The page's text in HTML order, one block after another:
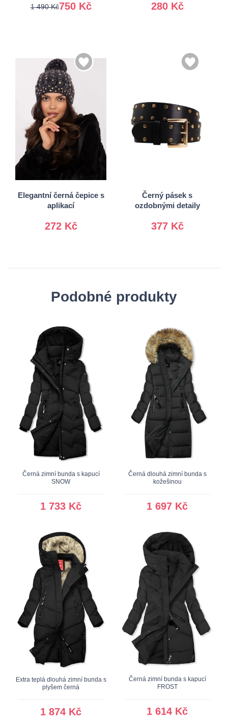
750 Kč
1 490 Kč 280 Kč
Elegantní černá čepice s
aplikací
272 Kč
Univerzální
Černý pásek s
ozdobnými detaily
377 Kč
Podobné produkty
Černá zimní bunda s kapucí
SNOW
1 733 Kč
Černá dlouhá zimní bunda s
kožešinou
1 697 Kč
Extra teplá dlouhá zimní bunda s
plyšem černá
1 874 Kč
Černá zimní bunda s kapucí
FROST
1 614 Kč